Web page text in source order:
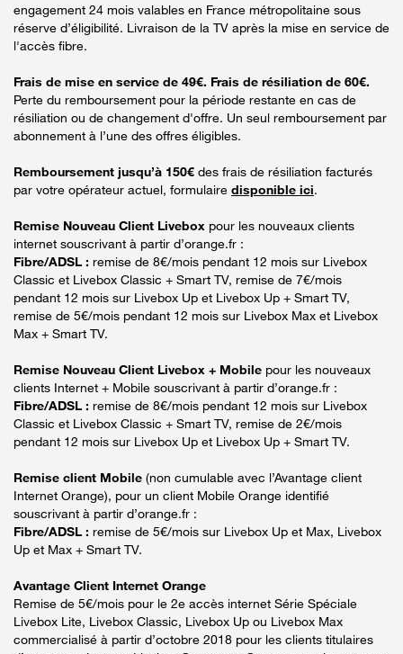
engagement 24 mois valables en France métropolitaine sous
réserve d’éligibilité. Livraison de la TV après la mise en service de
l'accès fibre.
Frais de mise en service de 49€. Frais de résiliation de 60€.
Perte du remboursement pour la période restante en cas de
résiliation ou de changement d'offre. Un seul remboursement par
abonnement à l’une des offres éligibles.
Remboursement jusqu’à 150€ des frais de résiliation facturés
par votre opérateur actuel, formulaire disponible ici.
Remise Nouveau Client Livebox pour les nouveaux clients
internet souscrivant à partir d’orange.fr :
Fibre/ADSL : remise de 8€/mois pendant 12 mois sur Livebox
Classic et Livebox Classic + Smart TV, remise de 7€/mois
pendant 12 mois sur Livebox Up et Livebox Up + Smart TV,
remise de 5€/mois pendant 12 mois sur Livebox Max et Livebox
Max + Smart TV.
Remise Nouveau Client Livebox + Mobile pour les nouveaux
clients Internet + Mobile souscrivant à partir d’orange.fr :
Fibre/ADSL : remise de 8€/mois pendant 12 mois sur Livebox
Classic et Livebox Classic + Smart TV, remise de 2€/mois
pendant 12 mois sur Livebox Up et Livebox Up + Smart TV.
Remise client Mobile (non cumulable avec l’Avantage client
Internet Orange), pour un client Mobile Orange identifié
souscrivant à partir d’orange.fr :
Fibre/ADSL : remise de 5€/mois sur Livebox Up et Max, Livebox
Up et Max + Smart TV.
Avantage Client Internet Orange
Remise de 5€/mois pour le 2e accès internet Série Spéciale
Livebox Lite, Livebox Classic, Livebox Up ou Livebox Max
commercialisé à partir d’octobre 2018 pour les clients titulaires